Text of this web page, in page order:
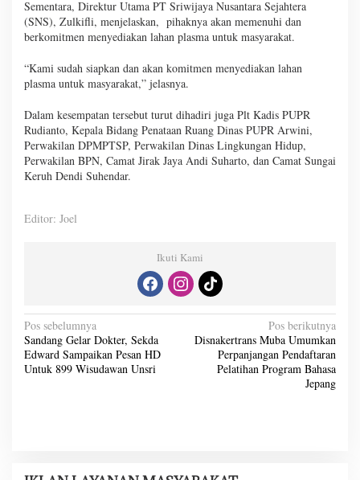
Sementara, Direktur Utama PT Sriwijaya Nusantara Sejahtera
(SNS), Zulkifli, menjelaskan, pihaknya akan memenuhi dan
berkomitmen menyediakan lahan plasma untuk masyarakat.
“Kami sudah siapkan dan akan komitmen menyediakan lahan
plasma untuk masyarakat,” jelasnya.
Dalam kesempatan tersebut turut dihadiri juga Plt Kadis PUPR
Rudianto, Kepala Bidang Penataan Ruang Dinas PUPR Arwini,
Perwakilan DPMPTSP, Perwakilan Dinas Lingkungan Hidup,
Perwakilan BPN, Camat Jirak Jaya Andi Suharto, dan Camat Sungai
Keruh Dendi Suhendar.
Editor: Joel
Ikuti Kami
N
a
v
Pos sebelumnya
Sandang Gelar Dokter, Sekda
Edward Sampaikan Pesan HD
Untuk 899 Wisudawan Unsri
Pos berikutnya
Disnakertrans Muba Umumkan
Perpanjangan Pendaftaran
Pelatihan Program Bahasa
Jepang